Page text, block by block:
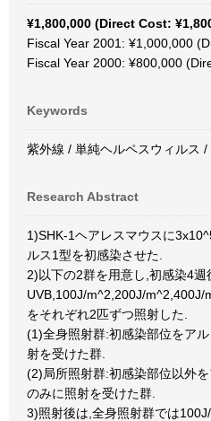
¥1,800,000 (Direct Cost:
Fiscal Year 2001: ¥1,000,000
Fiscal Year 2000: ¥800,000
Keywords
紫外線 / 単純ヘルペスウィルス
Research Abstract
1)SHK-1ヘアレスマウスに
ルス1型を初感染させた.
2)以下の2群を用意し,初感染4週
UVB,100J/m^2,200J/
をそれぞれ2匹ずつ照射した.
(1)全身照射群:初感染部位をア
射を受けた群.
(2)局所照射群:初感染部位以外
のみに照射を受けた群.
3)照射後は,全身照射群では